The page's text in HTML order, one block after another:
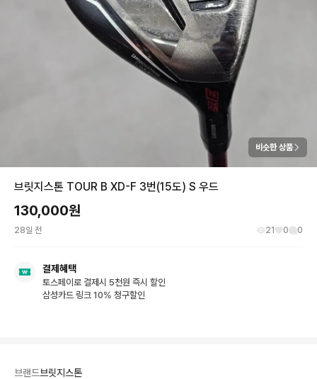
비슷한 상품
브릿지스톤 TOUR B XD-F 3번(15도) S 우드
130,000원
28일 전 21 0 0
결제혜택
토스페이로 결제시 5천원 즉시 할인
삼성카드 링크 10% 청구할인
브랜드브릿지스톤